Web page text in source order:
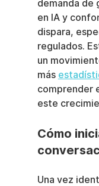
demanda de
en IA y
dispara,
regulados.
un
más
comprender
este
Cómo
Una vez